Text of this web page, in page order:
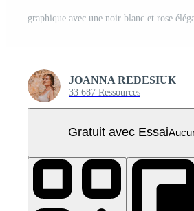
JOANNA REDESIUK
33 687 Ressources
Gratuit avec Essai